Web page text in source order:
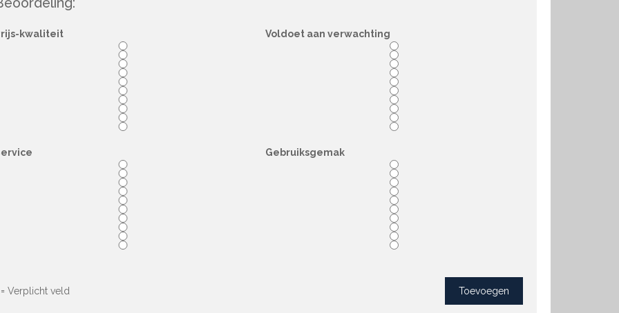
kwaliteit Voldoet aan verwachting
Gebruiksgemak
= Verplicht veld